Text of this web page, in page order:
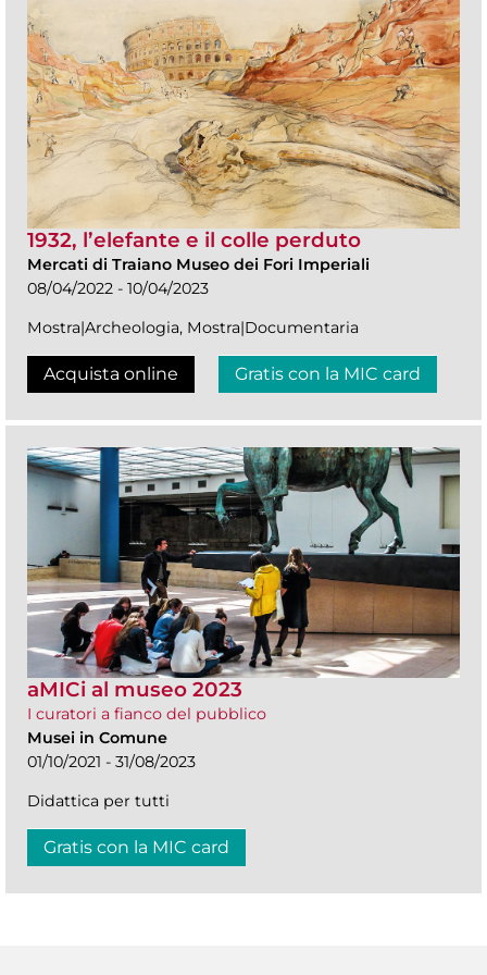
1932, l’elefante e il colle perduto
Mercati di Traiano Museo dei Fori Imperiali
08/04/2022 - 10/04/2023
Mostra|Archeologia, Mostra|Documentaria
Acquista online Gratis con la MIC card
aMICi al museo 2023
I curatori a fianco del pubblico
Musei in Comune
01/10/2021 - 31/08/2023
Didattica per tutti
Gratis con la MIC card